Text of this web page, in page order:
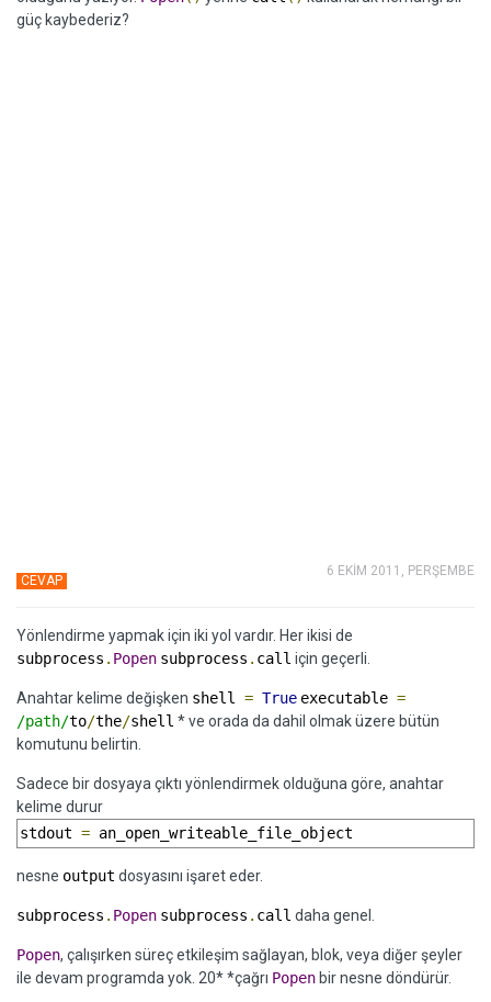
güç kaybederiz?
CEVAP
6 EKİM 2011, PERŞEMBE
Yönlendirme yapmak için iki yol vardır. Her ikisi de
subprocess . Popen subprocess . call için geçerli.
Anahtar kelime değişken shell = True executable =
/path/to/the/shell * ve orada da dahil olmak üzere bütün
komutunu belirtin.
Sadece bir dosyaya çıktı yönlendirmek olduğuna göre, anahtar
kelime durur
stdout = an_open_writeable_file_object
nesne output dosyasını işaret eder.
subprocess . Popen subprocess . call daha genel.
Popen, çalışırken süreç etkileşim sağlayan, blok, veya diğer şeyler
ile devam programda yok. 20* *çağrı Popen bir nesne döndürür.